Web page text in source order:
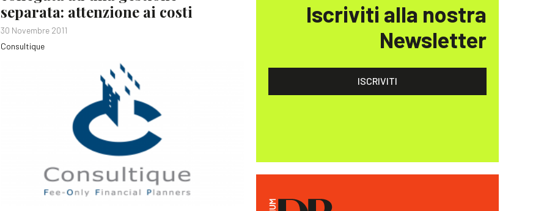
separata: attenzione ai costi
30 Novembre 2011
Consultique
Iscriviti alla nostra
Newsletter
ISCRIVITI